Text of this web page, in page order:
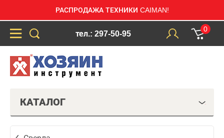
РАСПРОДАЖА ТЕХНИКИ CAIMAN!
тел.: 297-50-95
0
КАТАЛОГ